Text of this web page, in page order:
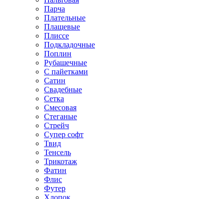
Парча
Плательные
Плащевые
Плиссе
Подкладочные
Поплин
Рубашечные
С пайетками
Сатин
Свадебные
Сетка
Смесовая
Стеганые
Стрейч
Супер софт
Твид
Тенсель
Трикотаж
Фатин
Флис
Футер
Хлопок